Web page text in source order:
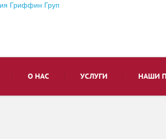
О НАС УСЛУГИ НАШИ